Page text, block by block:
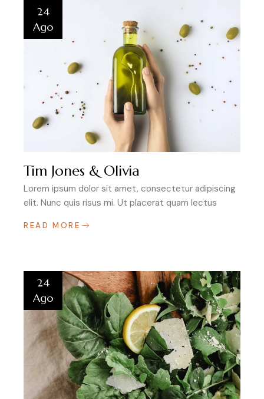
24
Ago
Tim Jones & Olivia
Lorem ipsum dolor sit amet, consectetur adipiscing
elit. Nunc quis risus mi. Ut placerat quam lectus
READ MORE
24
Ago